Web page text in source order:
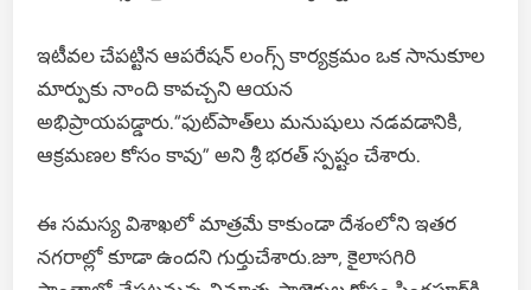
ఇటీవల చేపట్టిన ఆపరేషన్ లంగ్స్ కార్యక్రమం ఒక సానుకూల
మార్పుకు నాంది కావచ్చని ఆయన
అభిప్రాయపడ్డారు.“ఫుట్‌పాత్‌లు మనుషులు నడవడానికి,
ఆక్రమణల కోసం కావు” అని శ్రీ భరత్ స్పష్టం చేశారు.
ఈ సమస్య విశాఖలో మాత్రమే కాకుండా దేశంలోని ఇతర
నగరాల్లో కూడా ఉందని గుర్తుచేశారు.జూ, కైలాసగిరి